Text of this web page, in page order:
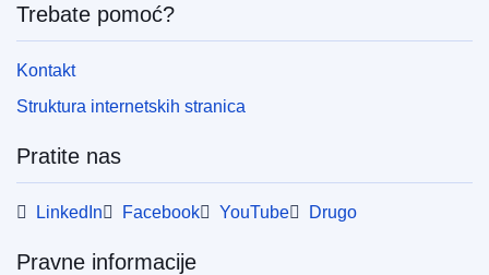
Trebate pomoć?
Kontakt
Struktura internetskih stranica
Pratite nas
LinkedIn Facebook YouTube Drugo
Pravne informacije